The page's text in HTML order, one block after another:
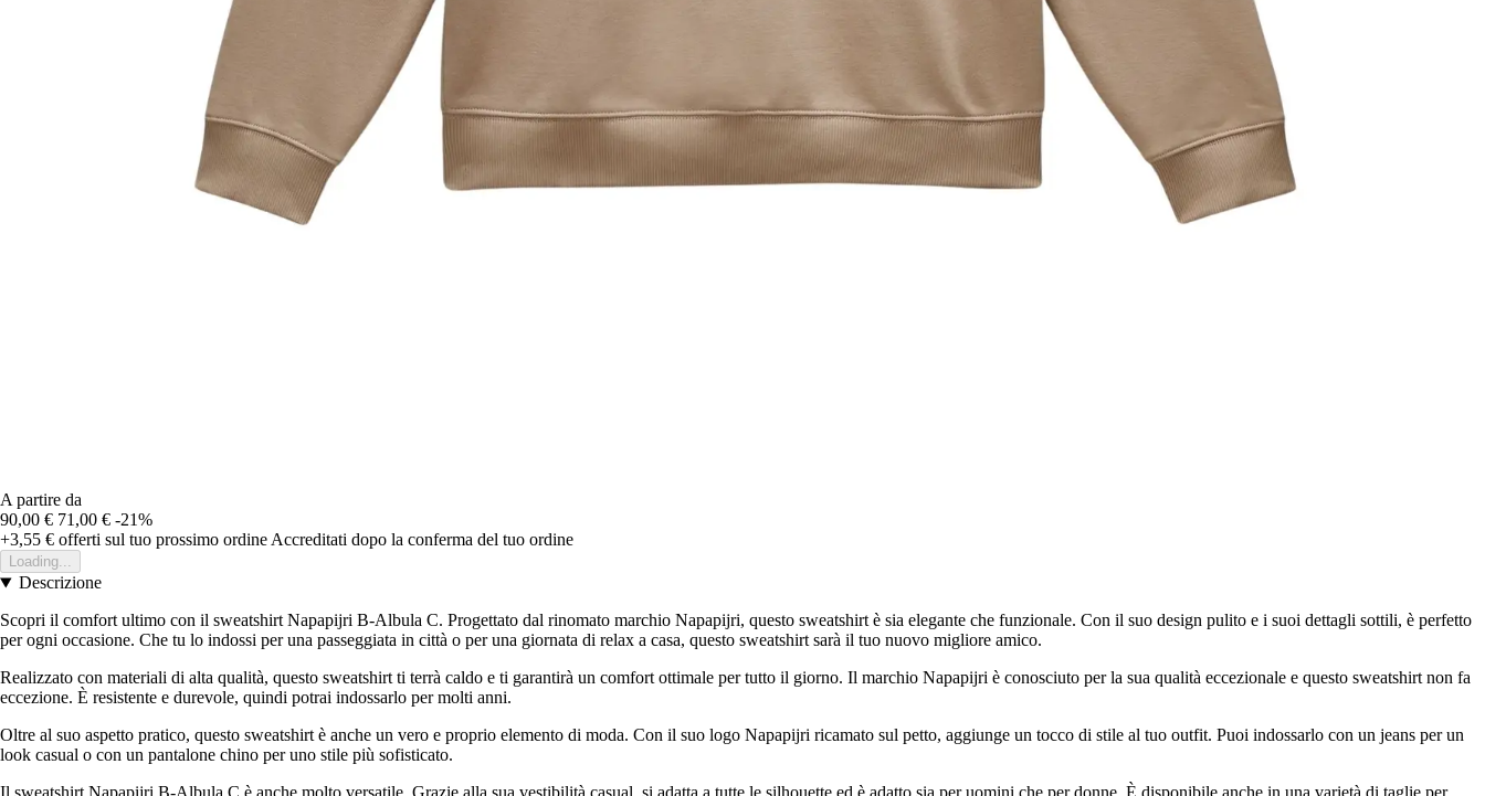
A partire da
90,00 € 71,00 € -21%
+3,55 € offerti sul tuo prossimo ordine Accreditati dopo la conferma del tuo ordine
Loading...
Descrizione
Scopri il comfort ultimo con il sweatshirt Napapijri B-Albula C. Progettato dal rinomato marchio Napapijri, questo sweatshirt è sia elegante che funzionale. Con il suo design pulito e i suoi dettagli sottili, è perfetto
per ogni occasione. Che tu lo indossi per una passeggiata in città o per una giornata di relax a casa, questo sweatshirt sarà il tuo nuovo migliore amico.
Realizzato con materiali di alta qualità, questo sweatshirt ti terrà caldo e ti garantirà un comfort ottimale per tutto il giorno. Il marchio Napapijri è conosciuto per la sua qualità eccezionale e questo sweatshirt non fa
eccezione. È resistente e durevole, quindi potrai indossarlo per molti anni.
Oltre al suo aspetto pratico, questo sweatshirt è anche un vero e proprio elemento di moda. Con il suo logo Napapijri ricamato sul petto, aggiunge un tocco di stile al tuo outfit. Puoi indossarlo con un jeans per un
look casual o con un pantalone chino per uno stile più sofisticato.